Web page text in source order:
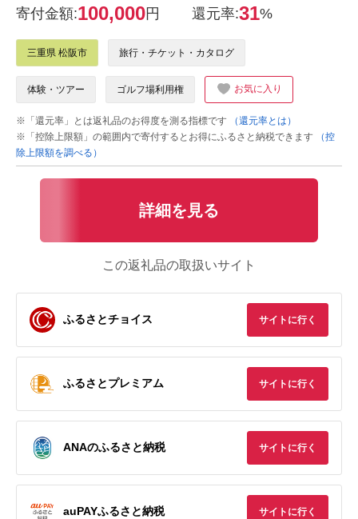
寄付金額:100,000円 還元率:31%
三重県 松阪市 旅行・チケット・カタログ
体験・ツアー ゴルフ場利用権 お気に入り
※「還元率」とは返礼品のお得度を測る指標です
（還元率とは）
※「控除上限額」の範囲内で寄付するとお得にふるさと納税できます
（控
除上限額を調べる）
詳細を見る
この返礼品の取扱いサイト
ふるさとチョイス サイトに行く
ふるさとプレミアム サイトに行く
ANAのふるさと納税 サイトに行く
auPAYふるさと納税 サイトに行く